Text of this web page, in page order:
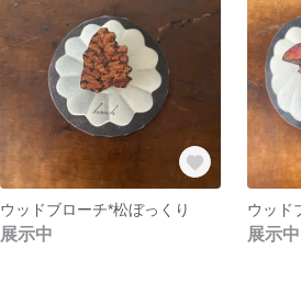
ウッドブローチ*松ぼっくり
展示中
ウッド
展示中